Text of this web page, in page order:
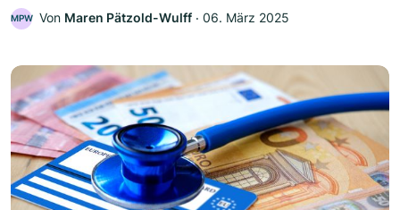
MPW Von Maren Pätzold-Wulff ‧ 06. März 2025